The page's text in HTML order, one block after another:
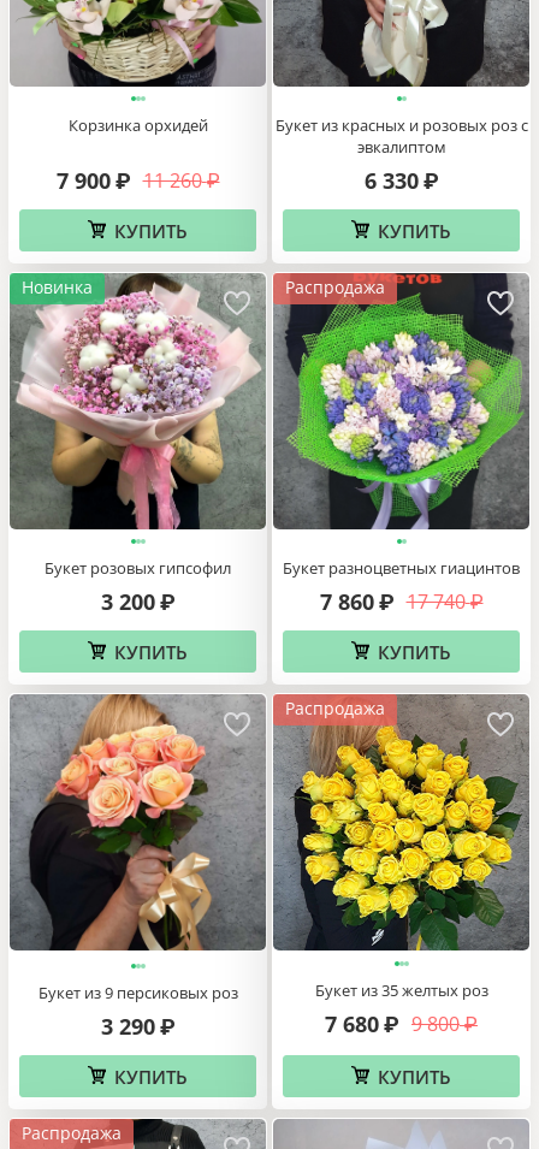
Корзинка орхидей
11 260 ₽
7 900 ₽
КУПИТЬ
Букет из красных и розовых роз с
эвкалиптом
6 330 ₽
КУПИТЬ
Новинка
Букет розовых гипсофил
3 200 ₽
КУПИТЬ
Распродажа
Букет разноцветных гиацинтов
17 740 ₽
7 860 ₽
КУПИТЬ
Букет из 9 персиковых роз
3 290 ₽
КУПИТЬ
Распродажа
Букет из 35 желтых роз
9 800 ₽
7 680₽
КУПИТЬ
Распродажа